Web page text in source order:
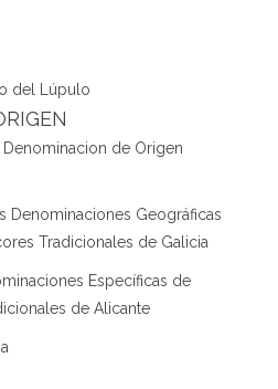
del Lúpulo
de Origen
Denominaciones Geográficas
Tradicionales de Galicia
Específicas de
de Alicante